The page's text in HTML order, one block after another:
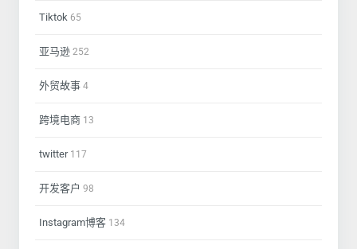
Tiktok 65
亚马逊 252
外贸故事 4
跨境电商 13
twitter117
开发客户 98
Instagram博客 134